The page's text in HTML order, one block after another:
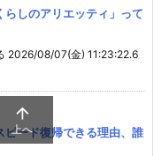
しのアリエッティ」って
2026/08/07(金) 11:23:22.6
ピード復帰できる理由、誰

上へ